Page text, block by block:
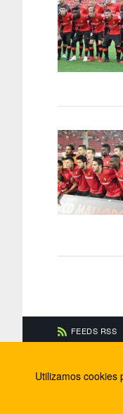
FEEDS RSS
Información de
Utilizamos cookies